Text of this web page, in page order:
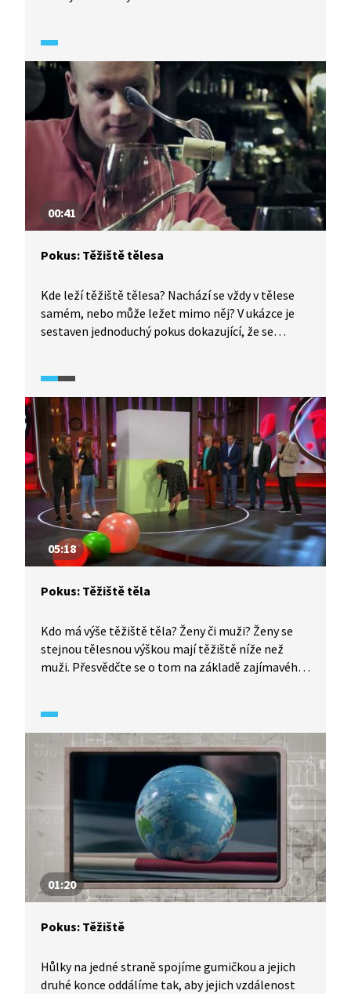
zjistíme těžiště tak, že ho budeme zavěšovat
v různých bodech, a kreslit si na ně svislice
(těžnice). A těžiště se nachází v průsečíku těchto
těžnic. Soustava pevně spojených těles má jedno
společné těžiště. Ukážeme si to na příkladu dvou
lidských těl. U šikmých těles platí pravidlo, že
budou stát do té doby, než se těžiště dostane
mimo podstavu.
00:41
Pokus: Těžiště tělesa
Kde leží těžiště tělesa? Nachází se vždy v tělese
samém, nebo může ležet mimo něj? V ukázce je
sestaven jednoduchý pokus dokazující, že se
05:18
Pokus: Těžiště těla
Kdo má výše těžiště těla? Ženy či muži? Ženy se
stejnou tělesnou výškou mají těžiště níže než
muži. Přesvědčte se o tom na základě zajímavého
01:20
Pokus: Těžiště
Hůlky na jedné straně spojíme gumičkou a jejich
druhé konce oddálíme tak, aby jejich vzdálenost